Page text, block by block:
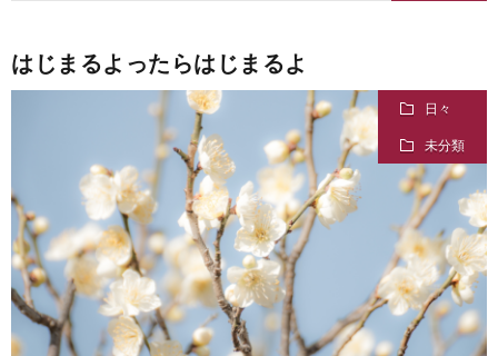
はじまるよったらはじまるよ
日々
未分類